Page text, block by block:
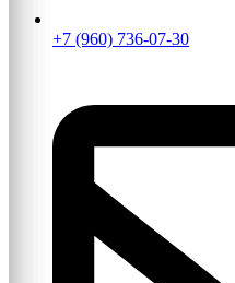
+7 (960) 736-07-30